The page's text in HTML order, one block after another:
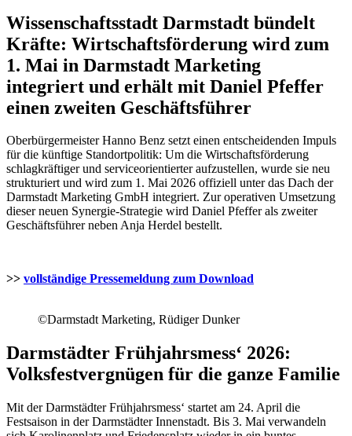
Wissenschaftsstadt Darmstadt bündelt
Kräfte: Wirtschaftsförderung wird zum
1. Mai in Darmstadt Marketing
integriert und erhält mit Daniel Pfeffer
einen zweiten Geschäftsführer
Oberbürgermeister Hanno Benz setzt einen entscheidenden Impuls
für die künftige Standortpolitik: Um die Wirtschaftsförderung
schlagkräftiger und serviceorientierter aufzustellen, wurde sie neu
strukturiert und wird zum 1. Mai 2026 offiziell unter das Dach der
Darmstadt Marketing GmbH integriert. Zur operativen Umsetzung
dieser neuen Synergie-Strategie wird Daniel Pfeffer als zweiter
Geschäftsführer neben Anja Herdel bestellt.
>> vollständige Pressemeldung zum Download
©Darmstadt Marketing, Rüdiger Dunker
Darmstädter Frühjahrsmess‘ 2026:
Volksfestvergnügen für die ganze Familie
Mit der Darmstädter Frühjahrsmess‘ startet am 24. April die
Festsaison in der Darmstädter Innenstadt. Bis 3. Mai verwandeln